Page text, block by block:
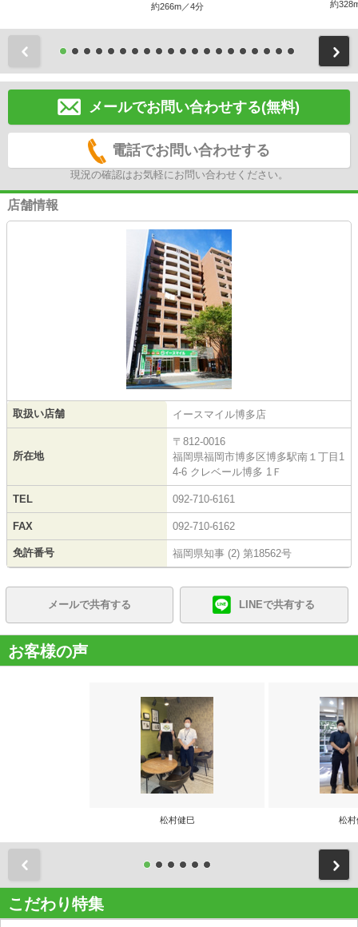
約266m／4分 約
メールでお問い合わせする(無料)
電話でお問い合わせする
現況の確認はお気軽にお問い合わせください。
店舗情報
取扱い店舗 イースマイル博多店
所在地
〒812-0016
福岡県福岡市博多区博多駅南１丁目1
4-6 クレベール博多 1Ｆ
TEL 092-710-6161
FAX 092-710-6162
免許番号 福岡県知事 (2) 第18562号
メールで共有する LINEで共有する
お客様の声
松村健巳 松村
こだわり特集